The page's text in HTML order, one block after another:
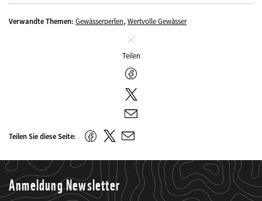
Verwandte Themen: Gewässerperlen, Wertvolle Gewässer
Schliessen
Teilen
Facebook
Twitter
E-
Mail
Teilen Sie diese Seite: FacebookTwitter
E-
Anmeldung Newsletter